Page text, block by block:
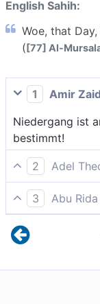
English Sahih:
Woe, that
([77] Al-
1
Amir
Niedergang ist
bestimmt!
2
Adel
Wehe an jenem
Lüge erklären!
3
Abu
Wehe an jenem